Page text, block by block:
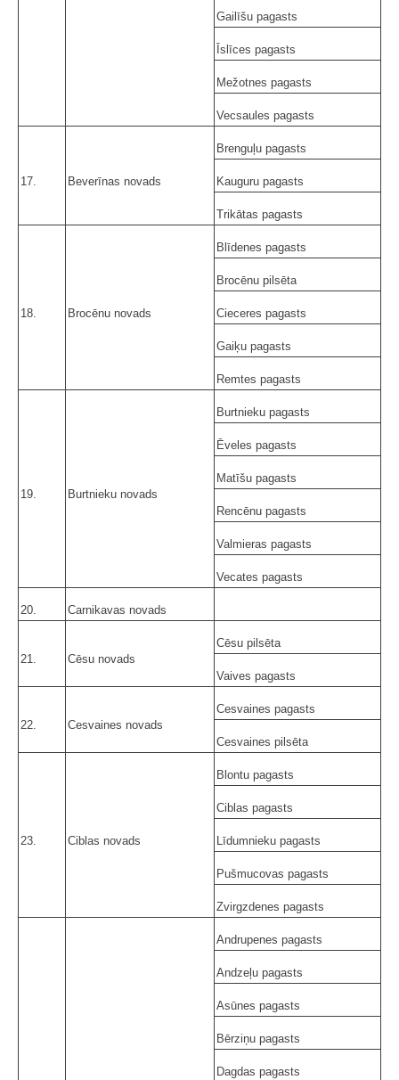
Gailīšu pagasts
Īslīces pagasts
Mežotnes pagasts
Vecsaules pagasts
17. Beverīnas novads
Brenguļu pagasts
Kauguru pagasts
Trikātas pagasts
18. Brocēnu novads
Blīdenes pagasts
Brocēnu pilsēta
Cieceres pagasts
Gaiķu pagasts
Remtes pagasts
19. Burtnieku novads
Burtnieku pagasts
Ēveles pagasts
Matīšu pagasts
Rencēnu pagasts
Valmieras pagasts
Vecates pagasts
20. Carnikavas novads
21. Cēsu novads
Cēsu pilsēta
Vaives pagasts
22. Cesvaines novads
Cesvaines pagasts
Cesvaines pilsēta
23. Ciblas novads
Blontu pagasts
Ciblas pagasts
Līdumnieku pagasts
Pušmucovas pagasts
Zvirgzdenes pagasts
Andrupenes pagasts
Andzeļu pagasts
Asūnes pagasts
Bērziņu pagasts
Dagdas pagasts